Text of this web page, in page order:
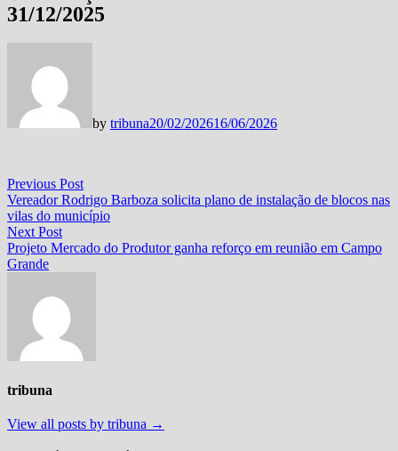
31/12/2025
by tribuna20/02/202616/06/2026
Navegação
de
Post
Previous PostPrevious
post:
Vereador Rodrigo Barboza solicita plano de instalação de blocos nas
vilas do município
Next PostNext
post:
Projeto Mercado do Produtor ganha reforço em reunião em Campo
Grande
tribuna
View all posts by tribuna →